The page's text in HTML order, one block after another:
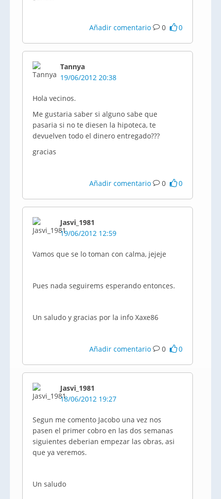
Añadir comentario 0 0
Tannya
19/06/2012 20:38
Hola vecinos.
Me gustaria saber si alguno sabe que
pasaria si no te diesen la hipoteca, te
devuelven todo el dinero entregado???
gracias
Añadir comentario 0 0
Jasvi_1981
19/06/2012 12:59
Vamos que se lo toman con calma, jejeje
Pues nada seguirems esperando entonces.
Un saludo y gracias por la info Xaxe86
Añadir comentario 0 0
Jasvi_1981
18/06/2012 19:27
Segun me comento Jacobo una vez nos
pasen el primer cobro en las dos semanas
siguientes deberian empezar las obras, asi
que ya veremos.
Un saludo